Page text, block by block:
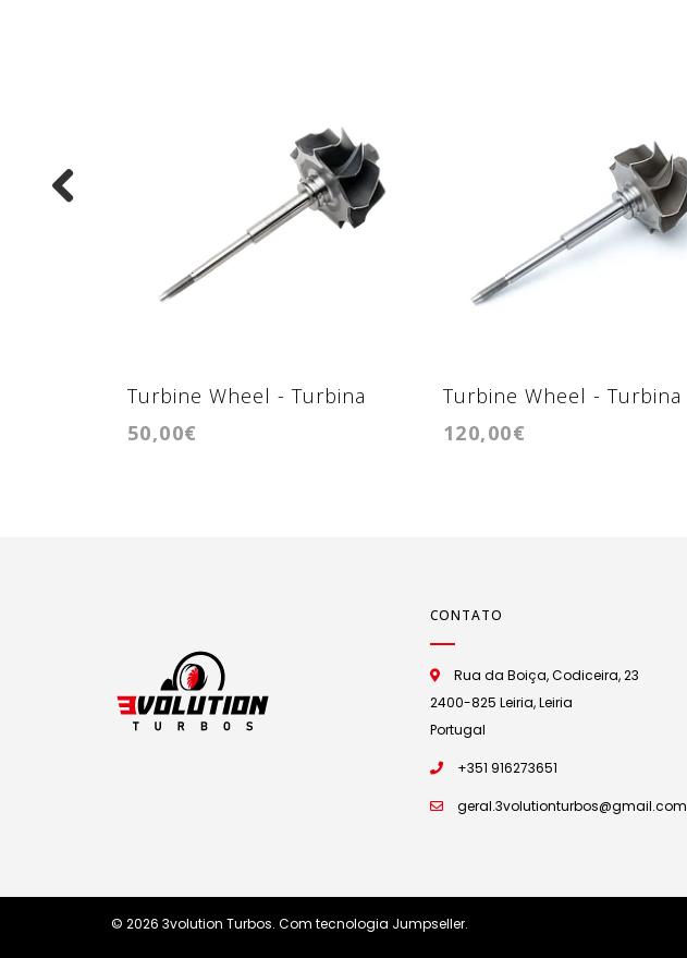
Turbine Wheel - Turbina
GT1749MV
50,00€
Turbine Wheel - Turbina
GT3071R/HKS2835
120,00€
CONTATO
Rua da Boiça, Codiceira, 23
2400-825 Leiria, Leiria
Portugal
+351 916273651
geral.3volutionturbos@gmail.com
© 2026 3volution Turbos. Com tecnologia Jumpseller.